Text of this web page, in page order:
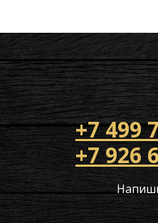
+7 499
+7 926